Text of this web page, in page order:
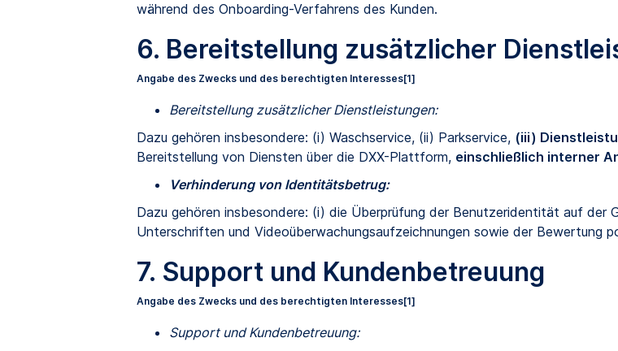
während des Onboarding-Verfahrens des Kunden.
6. Bereitstellung zusätzlicher
Angabe des Zwecks und des berechtigten Interesses[1]
Bereitstellung zusätzlicher Dienstleistungen:
Dazu gehören insbesondere: (i) Waschservice, (ii) Parkservice, (iii)
Bereitstellung von Diensten über die DXX-Plattform, einschließlich interner
Verhinderung von Identitätsbetrug:
Dazu gehören insbesondere: (i) die Überprüfung der Benutzeridentität auf der
Unterschriften und Videoüberwachungsaufzeichnungen sowie der Bewertung
7. Support und Kundenbetreuung
Angabe des Zwecks und des berechtigten Interesses[1]
Support und Kundenbetreuung: